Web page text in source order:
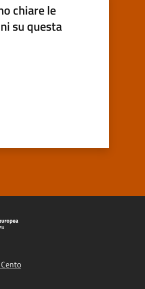
chiare le
su questa